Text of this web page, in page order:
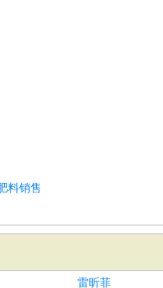
料销售
雷昕菲